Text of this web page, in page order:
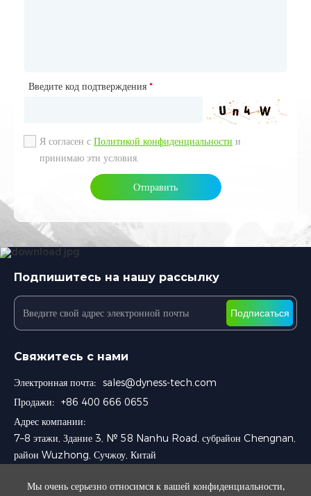
Мы очень серьезно относимся к вашей конфиденциальности,
Введите код подтверждения *
Я согласен с Политикой конфиденциальности и
принимаю эти условия.
Отправить
Введите код подтверждения *
Я согласен с Политикой конфиденциальности и
принимаю эти условия.
Отправить
Подпишитесь на нашу рассылку
Подписаться
Свяжитесь с нами
Электронная почта: sales@dyness-tech.com
Продажи: +86 400 666 0655
Адрес компании:
7–8 этажи, Здание 3, № 58 Nanhu Road, субрайон Chengnan,
район Wuzhong, Сучжоу, Китай